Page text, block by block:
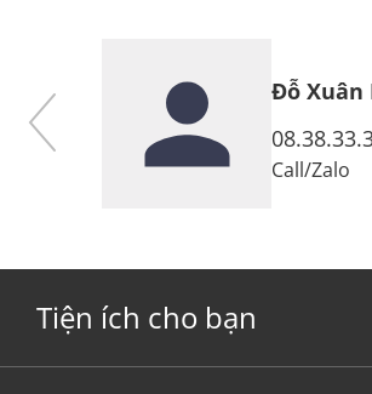
Đỗ Xuân
Call/Zalo
Tiện ích cho bạn